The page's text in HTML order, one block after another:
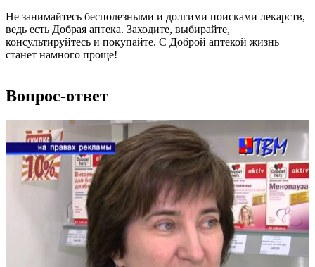
Не занимайтесь бесполезными и долгими поисками лекарств,
ведь есть Добрая аптека. Заходите, выбирайте,
консультируйтесь и покупайте. С Доброй аптекой жизнь
станет намного проще!
Вопрос-ответ